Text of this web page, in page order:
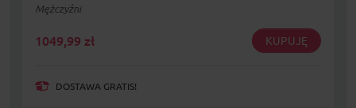
Mężczyźni
1049,99 zł KUPUJĘ
DOSTAWA GRATIS!